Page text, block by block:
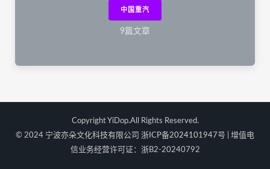
中国重汽
9篇文章
Copyright YiDop.All Rights Reserved.
© 2024 宁波亦朵文化科技有限公司 浙ICP备2024101947号 | 增值电
信业务经营许可证：浙B2-20240792